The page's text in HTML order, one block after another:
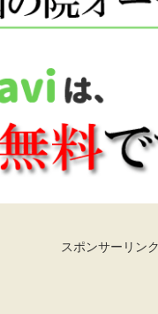
スポンサーリン